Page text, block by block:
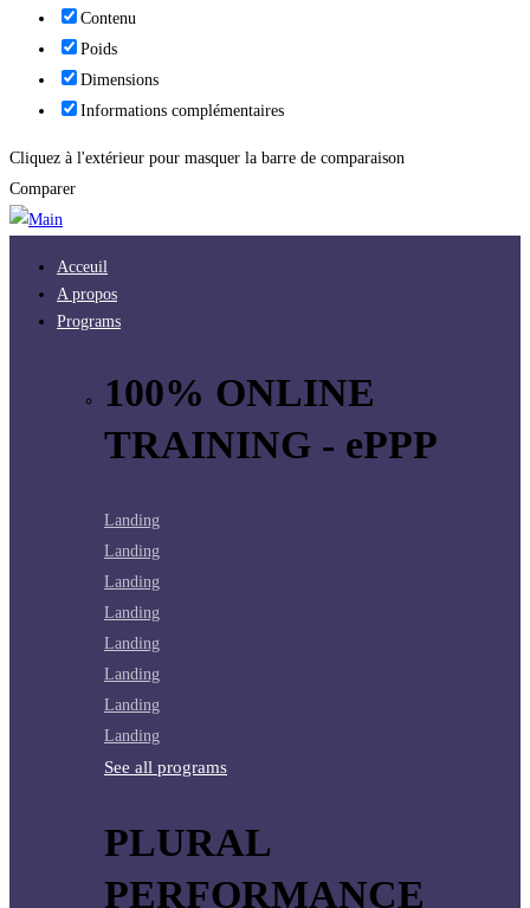
Contenu
Poids
Dimensions
Informations complémentaires
Cliquez à l'extérieur pour masquer la barre de comparaison
Comparer
Acceuil
A propos
Programs
100% ONLINE
TRAINING - ePPP
Landing
Landing
Landing
Landing
Landing
Landing
Landing
Landing
See all programs
PLURAL
PERFORMANCE